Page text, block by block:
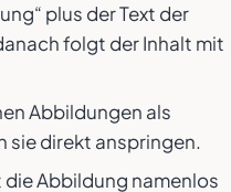
plus der Text der
folgt der Inhalt mit
Abbildungen als
sie direkt anspringen.
Abbildung namenlos